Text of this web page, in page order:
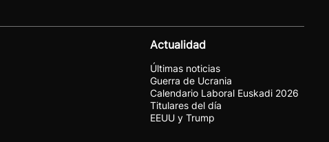
Actualidad
Últimas noticias
Guerra de Ucrania
Calendario Laboral Euskadi 2026
Titulares del día
EEUU y Trump